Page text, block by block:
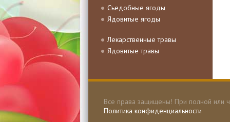
Съедобные ягоды
Ядовитые ягоды
Лекарственные травы
Ядовитые травы
Все права защищены! При полной или
Политика конфиденциальности